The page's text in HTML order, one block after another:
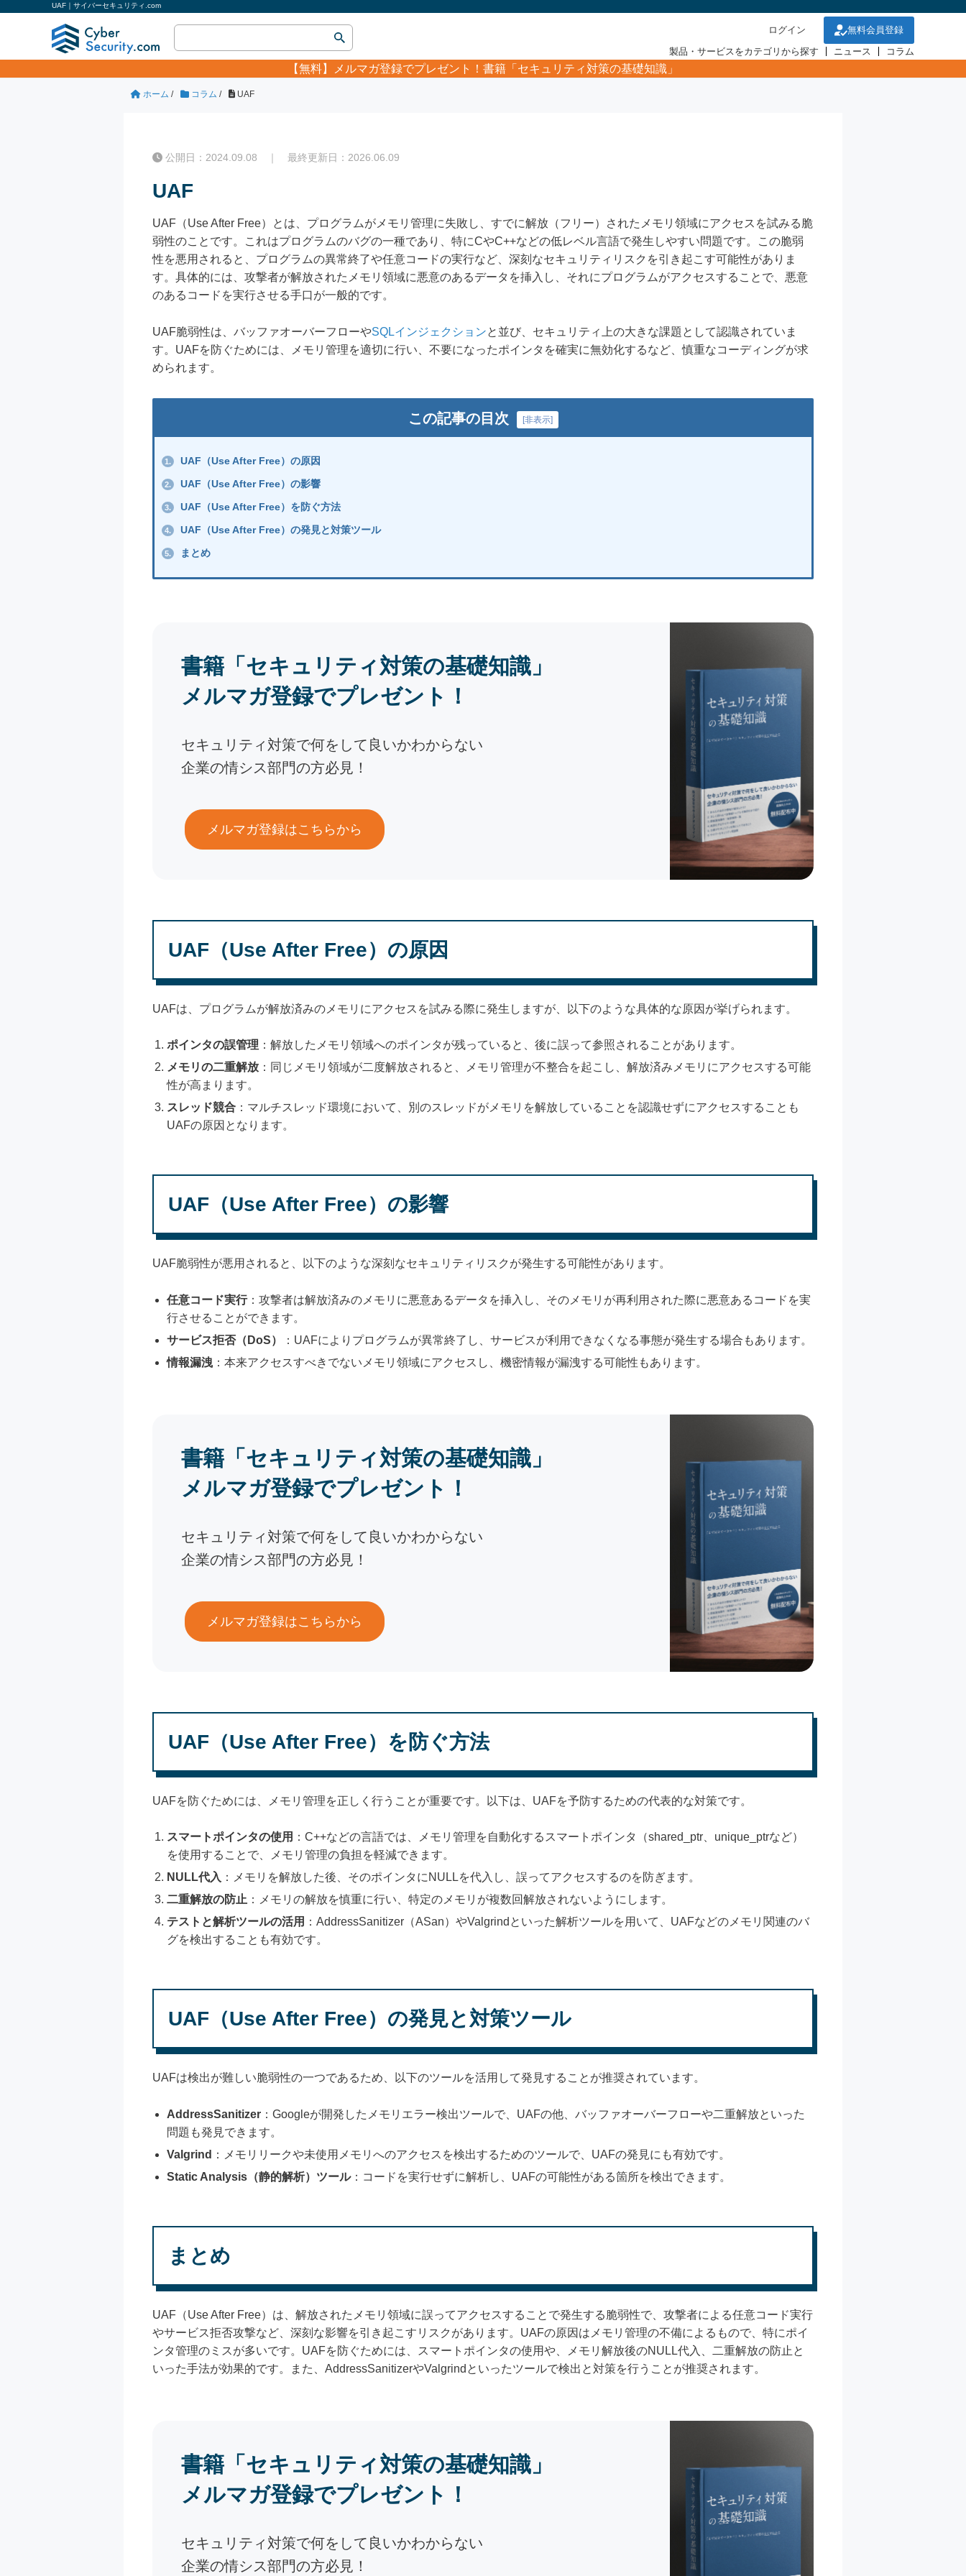
UAF｜サイバーセキュリティ.com
ログイン
無料会員登録
製品・サービスをカテゴリから探す
ニュース コラム
【無料】 メルマガ登録でプレゼント！書籍「セキュリティ対策の基礎知識」
ホーム / コラム / UAF
公開日：2024.09.08 ｜ 最終更新日：2026.06.09
UAF
UAF（Use After Free）とは、プログラムがメモリ管理に失敗し、すでに解放（フリー）されたメモリ領域にアクセスを試みる脆
弱性のことです。これはプログラムのバグの一種であり、特にCやC++などの低レベル言語で発生しやすい問題です。この脆弱
性を悪用されると、プログラムの異常終了や任意コードの実行など、深刻なセキュリティリスクを引き起こす可能性がありま
す。具体的には、攻撃者が解放されたメモリ領域に悪意のあるデータを挿入し、それにプログラムがアクセスすることで、悪意
のあるコードを実行させる手口が一般的です。
UAF脆弱性は、バッファオーバーフローやSQLインジェクションと並び、セキュリティ上の大きな課題として認識されていま
す。UAFを防ぐためには、メモリ管理を適切に行い、不要になったポインタを確実に無効化するなど、慎重なコーディングが求
められます。
この記事の目次 [非表示]
1. UAF（Use After Free）の原因
2. UAF（Use After Free）の影響
3. UAF（Use After Free）を防ぐ方法
4. UAF（Use After Free）の発見と対策ツール
5. まとめ
書籍「セキュリティ対策の基礎知識」
メルマガ登録でプレゼント！
セキュリティ対策で何をして良いかわからない
企業の情シス部門の方必見！
メルマガ登録はこちらから
UAF（Use After Free）の原因
UAFは、プログラムが解放済みのメモリにアクセスを試みる際に発生しますが、以下のような具体的な原因が挙げられます。
ポインタの誤管理 ：解放したメモリ領域へのポインタが残っていると、後に誤って参照されることがあります。
メモリの二重解放 ：同じメモリ領域が二度解放されると、メモリ管理が不整合を起こし、解放済みメモリにアクセスする可能
性が高まります。
スレッド競合 ：マルチスレッド環境において、別のスレッドがメモリを解放していることを認識せずにアクセスすることも
UAFの原因となります。
UAF（Use After Free）の影響
UAF脆弱性が悪用されると、以下のような深刻なセキュリティリスクが発生する可能性があります。
任意コード実行：攻撃者は解放済みのメモリに悪意あるデータを挿入し、そのメモリが再利用された際に悪意あるコードを実
行させることができます。
サービス拒否（DoS）
：UAFによりプログラムが異常終了し、サービスが利用できなくなる事態が発生する場合もあります。
情報漏洩 ：本来アクセスすべきでないメモリ領域にアクセスし、機密情報が漏洩する可能性もあります。
書籍「セキュリティ対策の基礎知識」
メルマガ登録でプレゼント！
セキュリティ対策で何をして良いかわからない
企業の情シス部門の方必見！
メルマガ登録はこちらから
UAF（Use After Free）を防ぐ方法
UAFを防ぐためには、メモリ管理を正しく行うことが重要です。以下は、UAFを予防するための代表的な対策です。
スマートポインタの使用 ：C++などの言語では、メモリ管理を自動化するスマートポインタ（shared_ptr、unique_ptrなど）
を使用することで、メモリ管理の負担を軽減できます。
NULL代入 ：メモリを解放した後、そのポインタにNULLを代入し、誤ってアクセスするのを防ぎます。
二重解放の防止 ：メモリの解放を慎重に行い、特定のメモリが複数回解放されないようにします。
テストと解析ツールの活用 ：AddressSanitizer（ASan）やValgrindといった解析ツールを用いて、UAFなどのメモリ関連のバ
グを検出することも有効です。
UAF（Use After Free）の発見と対策ツール
UAFは検出が難しい脆弱性の一つであるため、以下のツールを活用して発見することが推奨されています。
AddressSanitizer ：Googleが開発したメモリエラー検出ツールで、UAFの他、バッファオーバーフローや二重解放といった
問題も発見できます。
Valgrind ：メモリリークや未使用メモリへのアクセスを検出するためのツールで、UAFの発見にも有効です。
Static Analysis（静的解析）ツール：コードを実行せずに解析し、UAFの可能性がある箇所を検出できます。
まとめ
UAF（Use After Free）は、解放されたメモリ領域に誤ってアクセスすることで発生する脆弱性で、攻撃者による任意コード実行
やサービス拒否攻撃など、深刻な影響を引き起こすリスクがあります。UAFの原因はメモリ管理の不備によるもので、特にポイ
ンタ管理のミスが多いです。UAFを防ぐためには、スマートポインタの使用や、メモリ解放後のNULL代入、二重解放の防止と
いった手法が効果的です。また、AddressSanitizerやValgrindといったツールで検出と対策を行うことが推奨されます。
書籍「セキュリティ対策の基礎知識」
メルマガ登録でプレゼント！
セキュリティ対策で何をして良いかわからない
企業の情シス部門の方必見！